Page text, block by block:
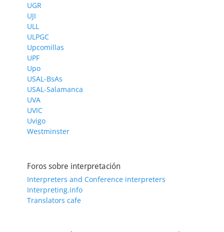
UGR
UJI
ULL
ULPGC
Upcomillas
UPF
Upo
USAL-BsAs
USAL-Salamanca
UVA
UVIC
Uvigo
Westminster
Foros sobre interpretación
Interpreters and Conference interpreters
Interpreting.info
Translators cafe